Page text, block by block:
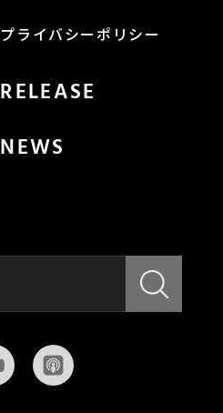
プライバシーポリシー
RELEASE
NEWS